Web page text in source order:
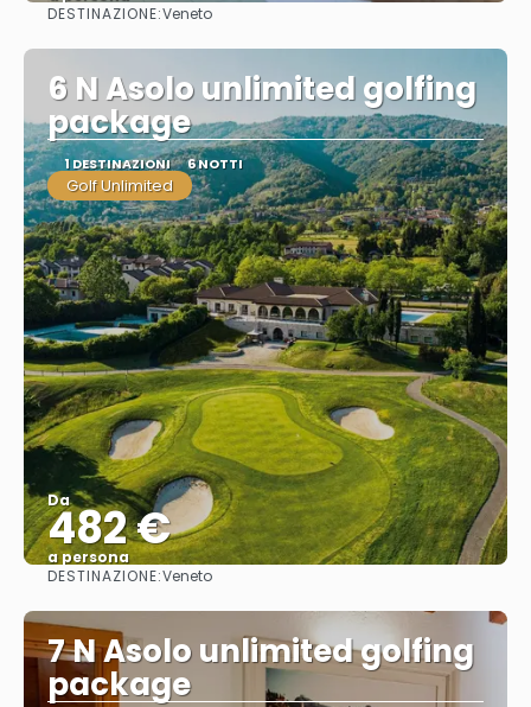
DESTINAZIONE:Veneto
6 N Asolo unlimited golfing
package
1 DESTINAZIONI 6 NOTTI
Golf Unlimited
Da
482 €
a persona
DESTINAZIONE:Veneto
7 N Asolo unlimited golfing
package